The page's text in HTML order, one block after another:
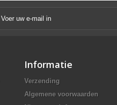
Informatie
Verzending
Algemene voorwaarden